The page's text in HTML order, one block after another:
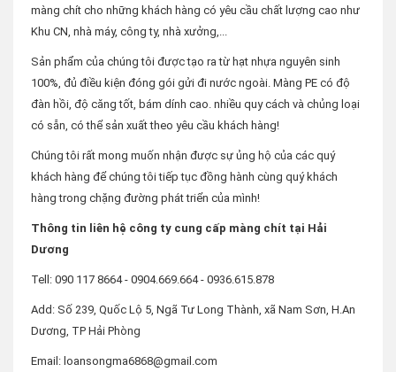
màng chít cho những khách hàng có yêu cầu chất lượng cao như
Khu CN, nhà máy, công ty, nhà xưởng,...
Sản phẩm của chúng tôi được tạo ra từ hạt nhựa nguyên sinh
100%, đủ điều kiện đóng gói gửi đi nước ngoài. Màng PE có độ
đàn hồi, độ căng tốt, bám dính cao. nhiều quy cách và chủng loại
có sẵn, có thể sản xuất theo yêu cầu khách hàng!
Chúng tôi rất mong muốn nhận được sự ủng hộ của các quý
khách hàng để chúng tôi tiếp tục đồng hành cùng quý khách
hàng trong chặng đường phát triển của mình!
Thông tin liên hệ công ty cung cấp màng chít tại Hải
Dương
Tell: 090 117 8664 - 0904.669.664 - 0936.615.878
Add: Số 239, Quốc Lộ 5, Ngã Tư Long Thành, xã Nam Sơn, H.An
Dương, TP Hải Phòng
Email: loansongma6868@gmail.com